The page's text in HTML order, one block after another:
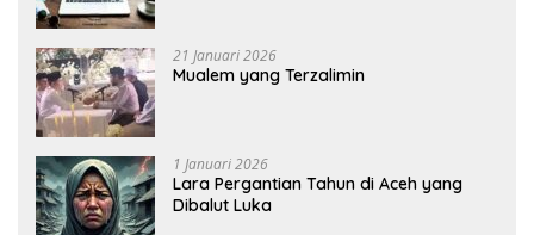
21 Januari 2026
Mualem yang Terzalimin
1 Januari 2026
Lara Pergantian Tahun di Aceh yang
Dibalut Luka